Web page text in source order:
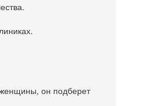
он подберет